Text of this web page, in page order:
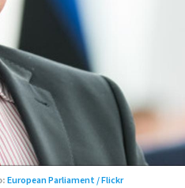
European Parliament / Flickr